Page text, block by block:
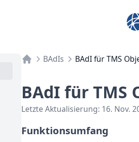
BAdIs BAdI für TMS
BAdI für
Letzte Aktualisierung: 16. Nov.
Funktionsumfang